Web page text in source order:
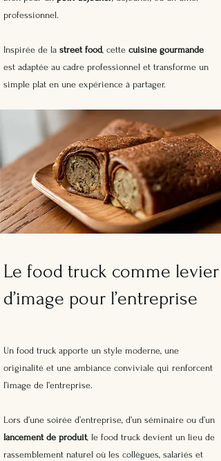
professionnel.
Inspirée de la street food, cette cuisine gourmande
est adaptée au cadre professionnel et transforme un
simple plat en une expérience à partager.
Le food truck comme levier
d’image pour l’entreprise
Un food truck apporte un style moderne, une
originalité et une ambiance conviviale qui renforcent
l’image de l’entreprise.
Lors d’une soirée d’entreprise, d’un séminaire ou d’un
lancement de produit, le food truck devient un lieu de
rassemblement naturel où les collègues, salariés et